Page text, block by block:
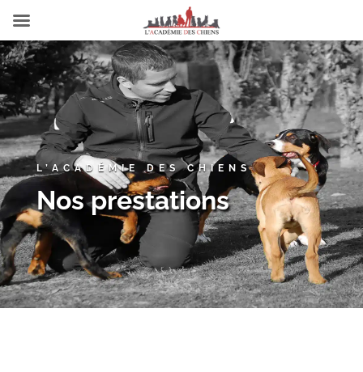
L’ACADÉMIE DES CHIENS
Nos prestations